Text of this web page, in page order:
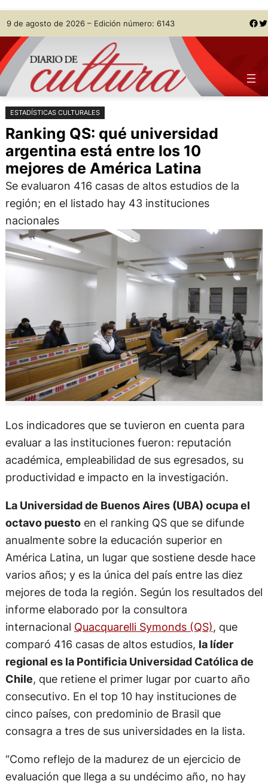
Saltar
al
contenido
Skip
to
content
9 de agosto de 2026 – Edición número: 6143 Facebook Twitter
ESTADÍSTICAS CULTURALES
Ranking QS: qué universidad
argentina está entre los 10
mejores de América Latina
Se evaluaron 416 casas de altos estudios de la
región; en el listado hay 43 instituciones
nacionales
Los indicadores que se tuvieron en cuenta para
evaluar a las instituciones fueron: reputación
académica, empleabilidad de sus egresados, su
productividad e impacto en la investigación.
La Universidad de Buenos Aires (UBA) ocupa el
octavo puestoen el ranking QS que se difunde
anualmente sobre la educación superior en
América Latina, un lugar que sostiene desde hace
varios años; y es la única del país entre las diez
mejores de toda la región. Según los resultados del
informe elaborado por la consultora
internacional Quacquarelli Symonds (QS), que
comparó 416 casas de altos estudios, la líder
regional es la Pontificia Universidad Católica de
Chile, que retiene el primer lugar por cuarto año
consecutivo. En el top 10 hay instituciones de
cinco países, con predominio de Brasil que
consagra a tres de sus universidades en la lista.
“Como reflejo de la madurez de un ejercicio de
evaluación que llega a su undécimo año, no hay